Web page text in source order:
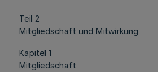
Teil 2
Mitgliedschaft und Mitwirkung
Kapitel 1
Mitgliedschaft